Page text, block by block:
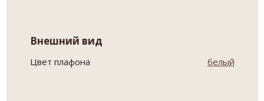
Внешний вид
Цвет плафона белый